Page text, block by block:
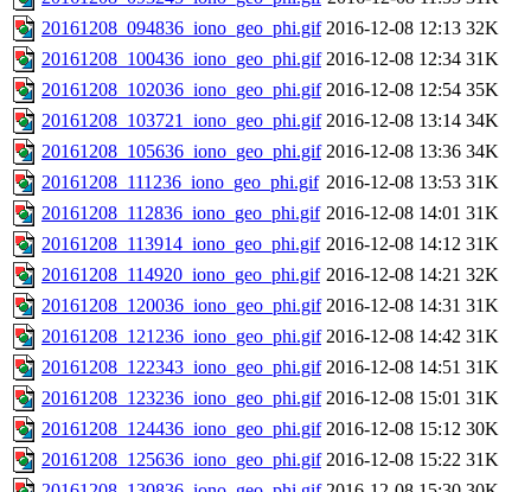
20161208_094836_iono_geo_phi.gif 2016-12-08 12:13 32K
20161208_100436_iono_geo_phi.gif 2016-12-08 12:34 31K
20161208_102036_iono_geo_phi.gif 2016-12-08 12:54 35K
20161208_103721_iono_geo_phi.gif 2016-12-08 13:14 34K
20161208_105636_iono_geo_phi.gif 2016-12-08 13:36 34K
20161208_111236_iono_geo_phi.gif 2016-12-08 13:53 31K
20161208_112836_iono_geo_phi.gif 2016-12-08 14:01 31K
20161208_113914_iono_geo_phi.gif 2016-12-08 14:12 31K
20161208_114920_iono_geo_phi.gif 2016-12-08 14:21 32K
20161208_120036_iono_geo_phi.gif 2016-12-08 14:31 31K
20161208_121236_iono_geo_phi.gif 2016-12-08 14:42 31K
20161208_122343_iono_geo_phi.gif 2016-12-08 14:51 31K
20161208_123236_iono_geo_phi.gif 2016-12-08 15:01 31K
20161208_124436_iono_geo_phi.gif 2016-12-08 15:12 30K
20161208_125636_iono_geo_phi.gif 2016-12-08 15:22 31K